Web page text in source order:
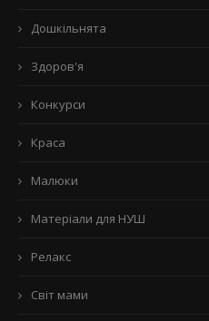
Дошкільнята
Здоров'я
Конкурси
Краса
Малюки
Матеріали для НУШ
Релакс
Світ мами